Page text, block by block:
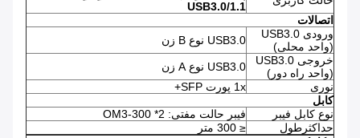
USB3.0/1.1
اتصالات
ورودی USB3.0
(واحد محلی)
USB3.0 نوع B زن
خروجی USB3.0
(واحد راه دور)
USB3.0 نوع A زن
نوری
1x پورت SFP+
کابل
نوع کابل فیبر
فیبر حالت مفتی: OM3-300 *2
حداکثرطول
≤ 300 متر